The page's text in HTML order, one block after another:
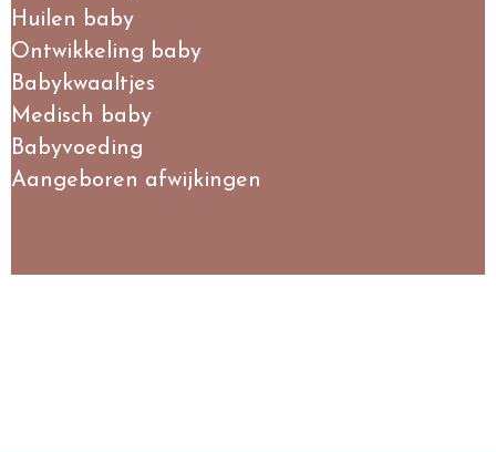
Huilen baby
Ontwikkeling baby
Babykwaaltjes
Medisch baby
Babyvoeding
Aangeboren afwijkingen